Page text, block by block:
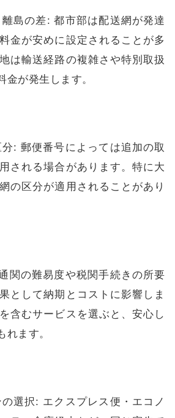
島の差: 都市部は配送網が発達
金が安めに設定されることが多
は輸送経路の複雑さや特別取扱
金が発生します。
: 郵便番号によっては追加の取
される場合があります。特に大
の区分が適用されることがあり
関の難易度や税関手続きの所要
として納期とコストに影響しま
含むサービスを選ぶと、安心し
れます。
選択: エクスプレス便・エコノ